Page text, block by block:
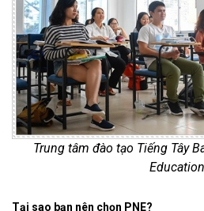
Trung tâm đào tạo Tiếng Tây
Education
Tại sao bạn nên chọn PNE?